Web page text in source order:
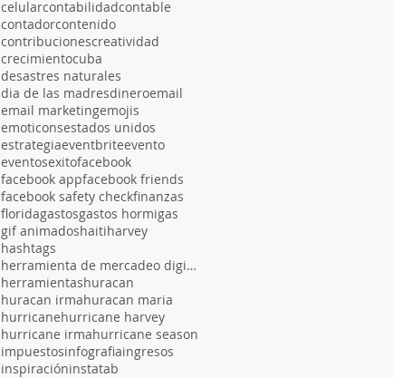
celularcontabilidadcontable
contadorcontenido
contribucionescreatividad
crecimientocuba
desastres naturales
dia de las madresdineroemail
email marketingemojis
emoticonsestados unidos
estrategiaeventbriteevento
eventosexitofacebook
facebook appfacebook friends
facebook safety checkfinanzas
floridagastosgastos hormigas
gif animadoshaitiharvey
hashtags
herramienta de mercadeo digital
herramientashuracan
huracan irmahuracan maria
hurricanehurricane harvey
hurricane irmahurricane season
impuestosinfografiaingresos
inspiracióninstatab